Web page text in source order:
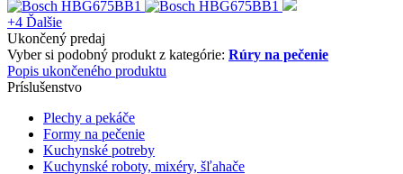
+4 Ďalšie
Ukončený predaj
Vyber si podobný produkt z kategórie: Rúry na pečenie
Popis ukončeného produktu
Príslušenstvo
Plechy a pekáče
Formy na pečenie
Kuchynské potreby
Kuchynské roboty, mixéry, šľahače